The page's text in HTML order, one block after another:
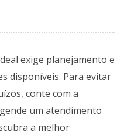
exige planejamento e
disponíveis. Para evitar
conte com a
um atendimento
a melhor